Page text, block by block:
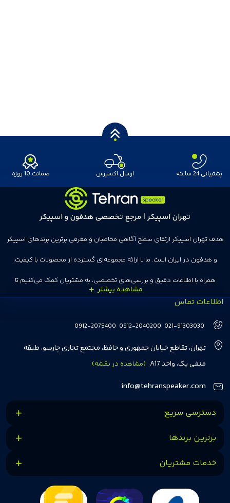
پشتیبانی 24 ساعته ارسال اکسپرس ضمانت 10 روزه
تهران اسپیکر | مرجع تخصصی هدفون و اسپیکر
هدف تهران اسپیکر ارتقای سطح آگاهی مخاطبان و معرفی برترین برندهای اسپیکر
و هدفون در ایران است. ما با ارائه مجموعه‌ای گسترده از محصولات با کیفیت،
همراه با اطلاعات دقیق و بررسی‌های تخصصی، به مشتریان کمک می‌کنیم تا
انتخاب‌های درست و هوشمندانه‌ای داشته باشند. تهران اسپیکر با تجربه‌ای بیش از
هفت سال در این زمینه، بر ایجاد تجربه خریدی آسان، سریع و مطمئن تمرکز دارد تا
مشتریان بتوانند با خیالی آسوده از انتخاب خود لذت ببرند. ما به رضایت و اعتماد
مشتریان اهمیت می‌دهیم و همواره در تلاشیم تا بهترین‌ها را برای آن‌ها فراهم
کنیم.
اطلاعات تماس
021-91303030
0912-2040200
0912-2075400
تهران، تقاطع خیابان جمهوری و حافظ، مجتمع تجاری چارسو، طبقه
منفی یک، واحد A17
(مشاهده در نقشه)
info@tehranspeaker.com
دسترسی سریع
برترین برندها
خدمات مشتریان